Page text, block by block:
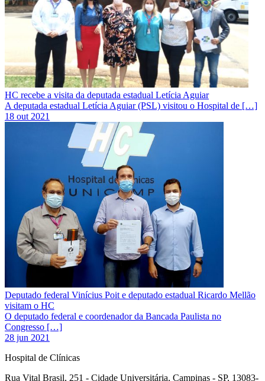
HC recebe a visita da deputada estadual Letícia Aguiar
A deputada estadual Letícia Aguiar (PSL) visitou o Hospital de […]
18 out 2021
Deputado federal Vinícius Poit e deputado estadual Ricardo Mellão
visitam o HC
O deputado federal e coordenador da Bancada Paulista no
Congresso […]
28 jun 2021
Hospital de Clínicas
Rua Vital Brasil, 251 - Cidade Universitária, Campinas - SP, 13083-